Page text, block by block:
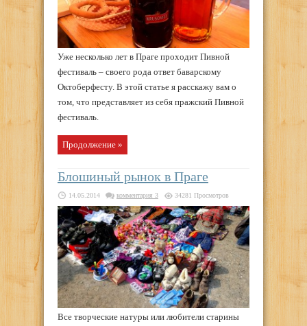
Уже несколько лет в Праге проходит Пивной
фестиваль – своего рода ответ баварскому
Октоберфесту. В этой статье я расскажу вам о
том, что представляет из себя пражский Пивной
фестиваль.
Продолжение »
Блошиный рынок в Праге
14.05.2014 комментария 3 34281 Просмотров
Все творческие натуры или любители старины